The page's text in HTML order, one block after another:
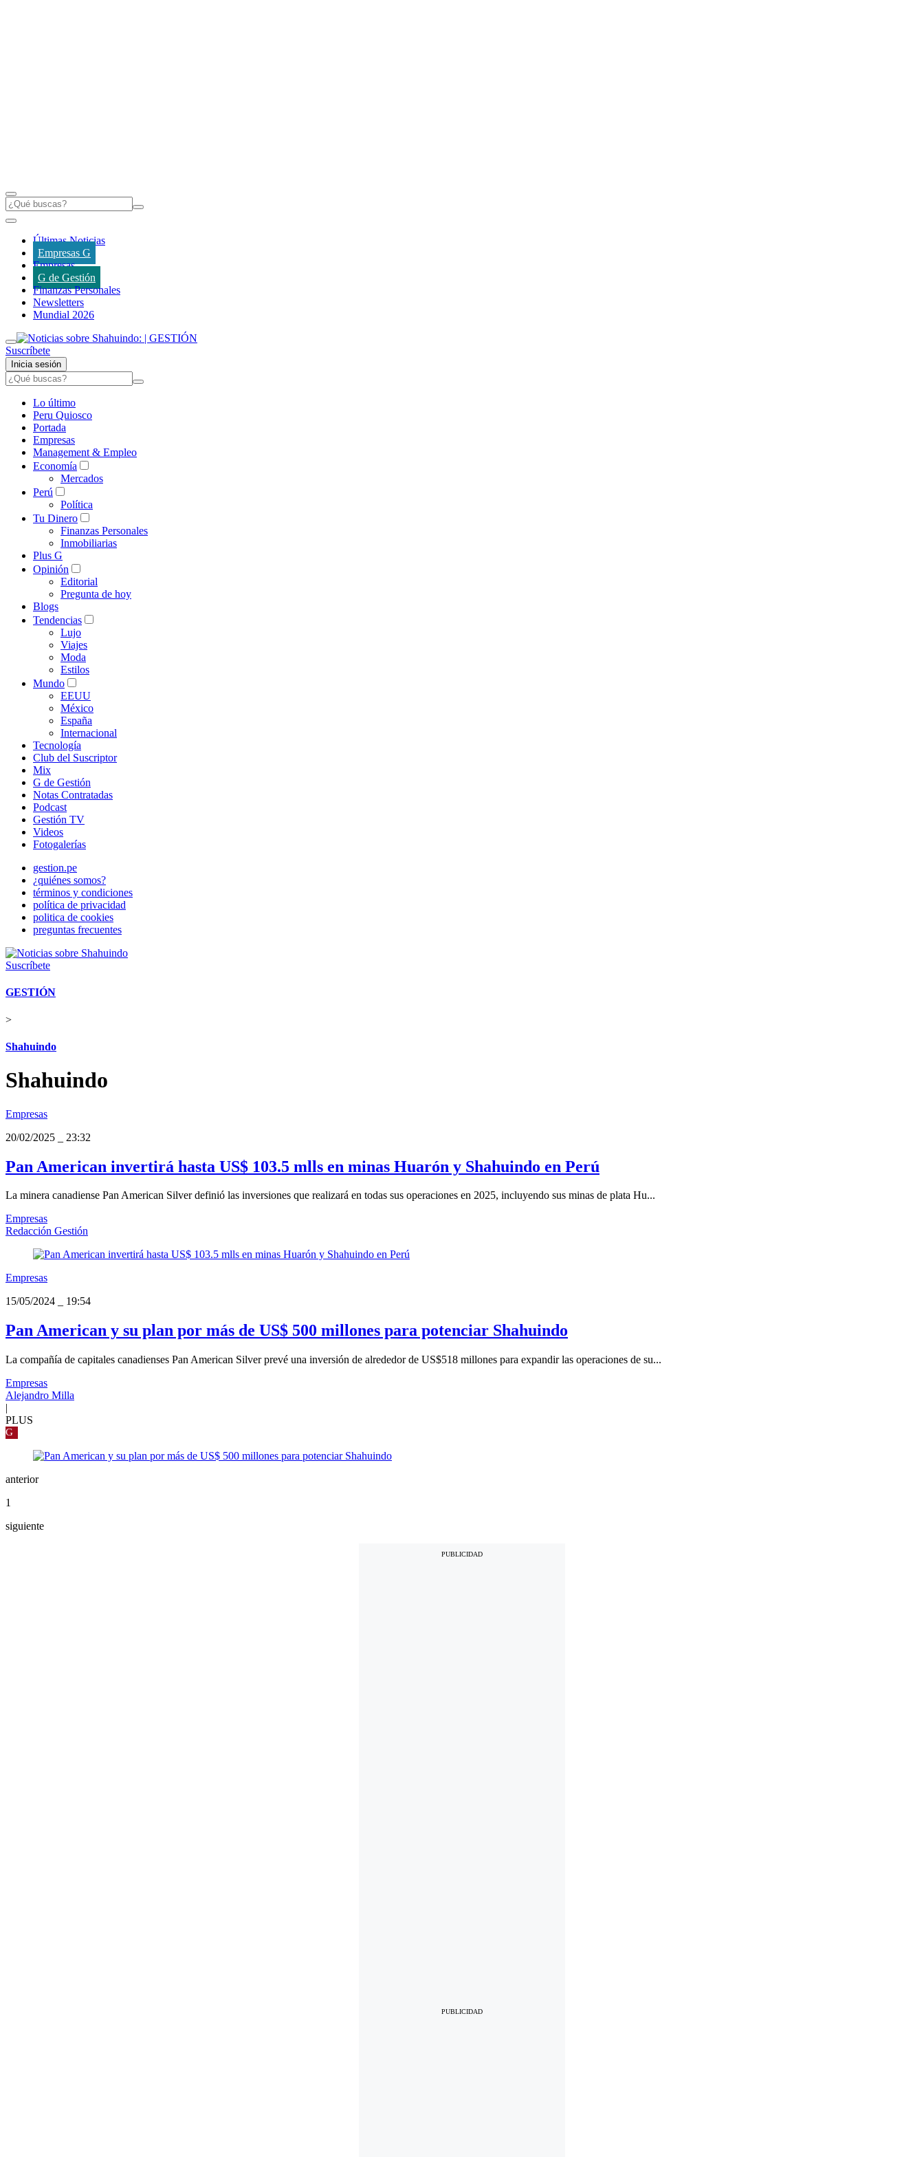
Últimas Noticias
Empresas G
Empresas
G de Gestión
Finanzas Personales
Newsletters
Mundial 2026
Suscríbete
Inicia sesión
Lo último
Peru Quiosco
Portada
Empresas
Management & Empleo
Economía
Mercados
Perú
Política
Tu Dinero
Finanzas Personales
Inmobiliarias
Plus G
Opinión
Editorial
Pregunta de hoy
Blogs
Tendencias
Lujo
Viajes
Moda
Estilos
Mundo
EEUU
México
España
Internacional
Tecnología
Club del Suscriptor
Mix
G de Gestión
Notas Contratadas
Podcast
Gestión TV
Videos
Fotogalerías
gestion.pe
¿quiénes somos?
términos y condiciones
política de privacidad
politica de cookies
preguntas frecuentes
Suscríbete
GESTIÓN
>
Shahuindo
Shahuindo
Empresas
20/02/2025
23:32
Pan American invertirá hasta US$ 103.5 mlls en minas Huarón y Shahuindo en Perú
La minera canadiense Pan American Silver definió las inversiones que realizará en todas sus operaciones en 2025, incluyendo sus minas de plata Hu...
Empresas
Redacción Gestión
Empresas
15/05/2024
19:54
Pan American y su plan por más de US$ 500 millones para potenciar Shahuindo
La compañía de capitales canadienses Pan American Silver prevé una inversión de alrededor de US$518 millones para expandir las operaciones de su...
Empresas
Alejandro Milla
|
PLUS
G
anterior
1
siguiente